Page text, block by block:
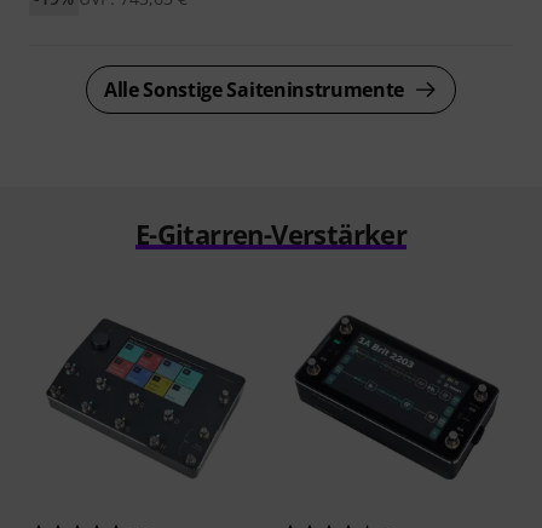
Alle Sonstige Saiteninstrumente
E-Gitarren-Verstärker